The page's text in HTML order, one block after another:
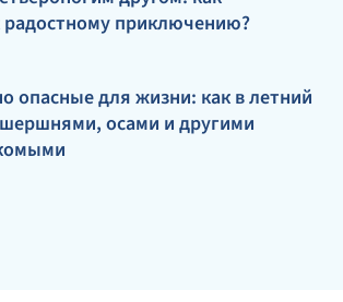
радостному приключению?
опасные для жизни: как в летний
осами и другими